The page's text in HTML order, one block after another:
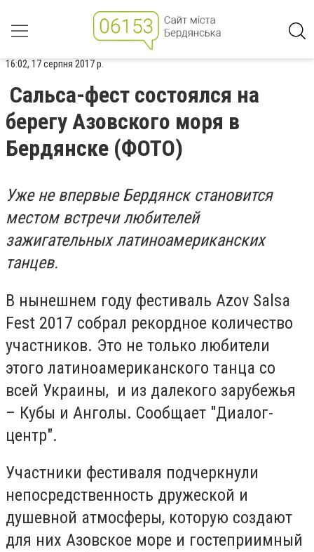
16:02, 17 серпня 2017 р.
Сальса-фест состоялся на
берегу Азовского моря в
Бердянске (ФОТО)
Уже не впервые Бердянск становится
местом встречи любителей
зажигательных латиноамериканских
танцев.
В нынешнем году фестиваль Azov Salsa
Fest 2017 собрал рекордное количество
участников. Это не только любители
этого латиноамериканского танца со
всей Украины, и из далекого зарубежья
– Кубы и Анголы. Сообщает "Диалог-
центр".
Участники фестиваля подчеркнули
непосредственность дружеской и
душевной атмосферы, которую создают
для них Азовское море и гостеприимный